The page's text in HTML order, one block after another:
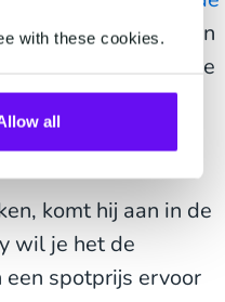
with these cookies.
all
zo snel mogelijk van
basis van historische
komt hij aan in de
wil je het de
een spotprijs ervoor